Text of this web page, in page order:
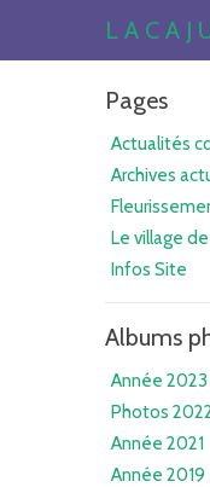
L A C A J
Pages
Actualités
Archives
Le village
Infos Site
Albums
Année 2023
Photos
Année 2021
Année 2019